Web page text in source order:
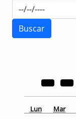
Lun Mar